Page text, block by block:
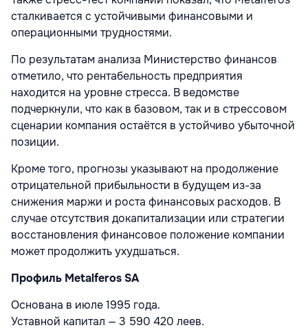
сталкивается с устойчивыми финансовыми и
операционными трудностями.
По результатам анализа Министерство финансов
отметило, что рентабельность предприятия
находится на уровне стресса. В ведомстве
подчеркнули, что как в базовом, так и в стрессовом
сценарии компания остаётся в устойчиво убыточной
позиции.
Кроме того, прогнозы указывают на продолжение
отрицательной прибыльности в будущем из-за
снижения маржи и роста финансовых расходов. В
случае отсутствия докапитализации или стратегии
восстановления финансовое положение компании
может продолжить ухудшаться.
Профиль Metalferos SA
Основана в июле 1995 года.
Уставной капитал — 3 590 420 леев.